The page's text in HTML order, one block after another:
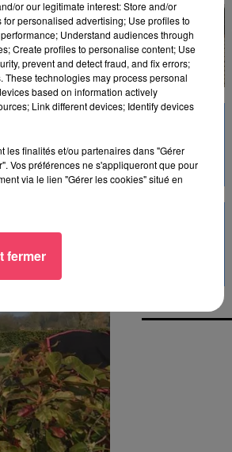
garagistes qui
permet aussi
or our legitimate interest: Store and/or
personalised advertising; Use profiles to
Understand audiences through
Create profiles to personalise content; Use
prevent and detect fraud, and fix errors;
technologies may process personal
based on information actively
Link different devices; Identify devices
les finalités et/ou partenaires dans "Gérer
Vos préférences ne s'appliqueront que pour
via le lien "Gérer les cookies" situé en
fermer